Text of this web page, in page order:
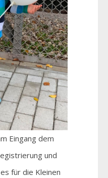
Eingang dem
und
für die Kleinen